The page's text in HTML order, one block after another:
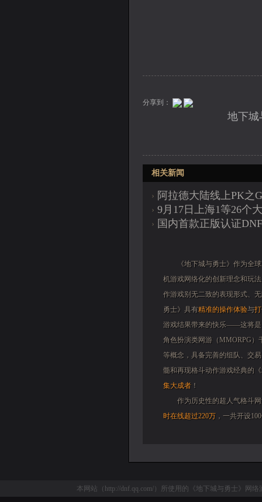
分享到：
地下城
相关新闻
› 阿拉德大陆线上PK之
› 9月17日上海1等26个
› 国内首款正版认证
《地下城与勇士》作为全
机游戏网络化的创新理念和玩
作游戏别无二致的表现形式、
勇士》具有精准的操作体验与
游戏结果带来的快乐——这将是
角色扮演类网游（MMORPG
等概念，具备完善的组队、交
髓和再现格斗动作游戏经典的
集大成者 ！
作为历史性的超人气格斗
时在线超过220万 ，一共开设
本网站（http://dnf.qq.com/）所使用的《地下城与勇士》网